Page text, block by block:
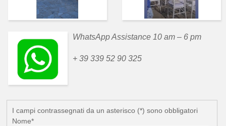
WhatsApp Assistance 10 am – 6 pm
+ 39 339 52 90 325
I campi contrassegnati da un asterisco (*) sono obbligatori
Nome*